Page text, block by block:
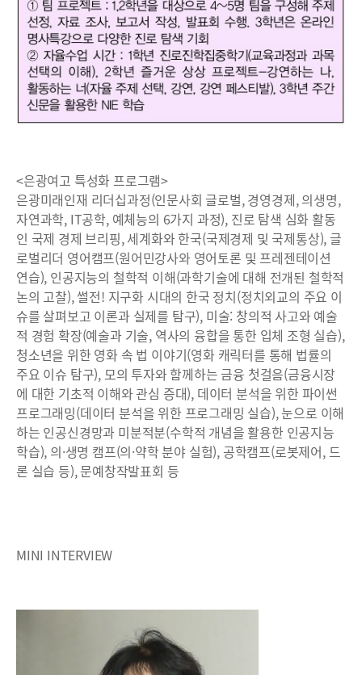
<은광여고 특성화 프로그램>
은광미래인재 리더십과정(인문사회 글로벌, 경영경제, 의생명,
자연과학, IT공학, 예체능의 6가지 과정), 진로 탐색 심화 활동
인 국제 경제 브리핑, 세계화와 한국(국제경제 및 국제통상), 글
로벌리더 영어캠프(원어민강사와 영어토론 및 프레젠테이션
연습), 인공지능의 철학적 이해(과학기술에 대해 전개된 철학적
논의 고찰), 썰전! 지구화 시대의 한국 정치(정치외교의 주요 이
슈를 살펴보고 이론과 실제를 탐구), 미술: 창의적 사고와 예술
적 경험 확장(예술과 기술, 역사의 융합을 통한 입체 조형 실습),
청소년을 위한 영화 속 법 이야기(영화 캐릭터를 통해 법률의
주요 이슈 탐구), 모의 투자와 함께하는 금융 첫걸음(금융시장
에 대한 기초적 이해와 관심 증대), 데이터 분석을 위한 파이썬
프로그래밍(데이터 분석을 위한 프로그래밍 실습), 눈으로 이해
하는 인공신경망과 미분적분(수학적 개념을 활용한 인공지능
학습), 의·생명 캠프(의·약학 분야 실험), 공학캠프(로봇제어, 드
론 실습 등), 문예창작발표회 등
MINI INTERVIEW